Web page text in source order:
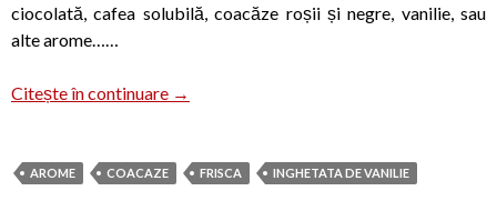
ciocolată, cafea solubilă, coacăze roșii și negre, vanilie, sau
alte arome……
Citește în continuare Înghețată din frișcă și arome
→
AROME COACAZE FRISCA INGHETATA DE VANILIE